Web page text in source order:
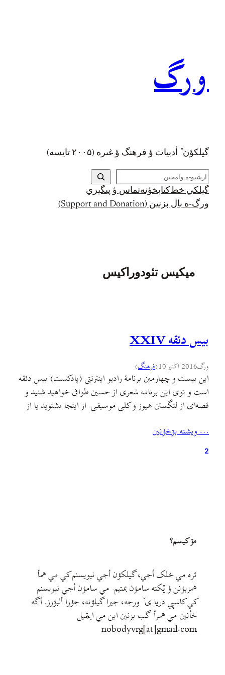
ورگ
گيلکؤن ٚ أدبیات ؤ فرهنگ ؤ غىره (۲۰۰۵ تايسه)
ج
س
ت
ج
گيلکي خط کتابخؤنهتماس ؤ پىگيري
ورگ-ه بال بزنين (Support and Donation)
میکیس تئودوراکیس
بیس دئقه XXIV
ورگ2016 اکتبر 10 (فرهنگ)
این بیست و چهارمین برنامهٔ رادیو اینترنتی (پادکست) بیس دئقه
است و توی این برنامه شعری از حسین طوافی خواهید شنید و
قصه‌ای از لنگستن هیوز و کلی موسیقی. از اینجا بشنوید یا از
می‌شنوید: – گۊلˇ بارؤن (فدئنه قدئنه) با صدای علی نوری –
…
… ويشته بۊخؤنين
2
مۊ کيسم؟
ئره مي خلک أجي، گيلکؤن أجي نيويسنم کي مي همأ
همزبؤنن ؤ يٚکته سامؤن بمتيم. مي سامؤن أجي نيويسنم
کي کاسپي دريا ی ٚ ورجه، جيرا گيلؤنه، جؤرا ألبۊرز. أگه
خأنين مي همرأ گب بزنين اين مي ايمٚیل‌ ‌
nobodyvrg[at]gmail.com